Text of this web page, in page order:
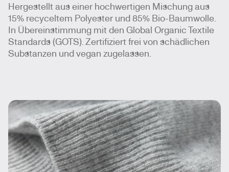
Hergestellt aus einer hochwertigen Mischung aus
15% recyceltem Polyester und 85% Bio-Baumwolle.
In Übereinstimmung mit den Global Organic Textile
Standards (GOTS). Zertifiziert frei von schädlichen
Substanzen und vegan zugelassen.